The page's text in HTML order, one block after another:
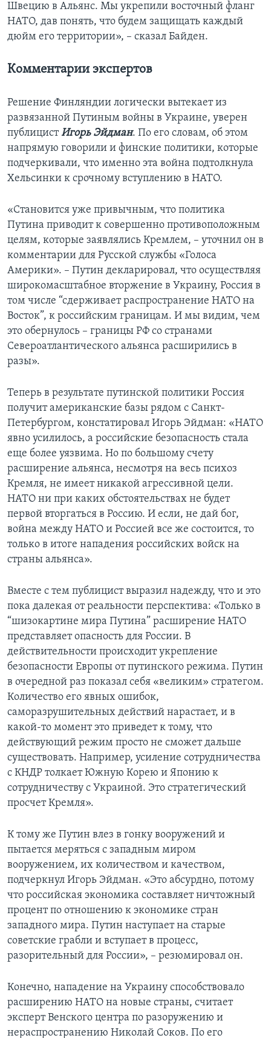
Швецию в Альянс. Мы укрепили восточный фланг
НАТО, дав понять, что будем защищать каждый
дюйм его территории», – сказал Байден.
Комментарии экспертов
Решение Финляндии логически вытекает из
развязанной Путиным войны в Украине, уверен
публицистИгорь Эйдман. По его словам, об этом
напрямую говорили и финские политики, которые
подчеркивали, что именно эта война подтолкнула
Хельсинки к срочному вступлению в НАТО.
«Становится уже привычным, что политика
Путина приводит к совершенно противоположным
целям, которые заявлялись Кремлем, – уточнил он в
комментарии для Русской службы «Голоса
Америки». – Путин декларировал, что осуществляя
широкомасштабное вторжение в Украину, Россия в
том числе “сдерживает распространение НАТО на
Восток”, к российским границам. И мы видим, чем
это обернулось – границы РФ со странами
Североатлантического альянса расширились в
разы».
Теперь в результате путинской политики Россия
получит американские базы рядом с Санкт-
Петербургом, констатировал Игорь Эйдман: «НАТО
явно усилилось, а российские безопасность стала
еще более уязвима. Но по большому счету
расширение альянса, несмотря на весь психоз
Кремля, не имеет никакой агрессивной цели.
НАТО ни при каких обстоятельствах не будет
первой вторгаться в Россию. И если, не дай бог,
война между НАТО и Россией все же состоится, то
только в итоге нападения российских войск на
страны альянса».
Вместе с тем публицист выразил надежду, что и это
пока далекая от реальности перспектива: «Только в
“шизокартине мира Путина” расширение НАТО
представляет опасность для России. В
действительности происходит укрепление
безопасности Европы от путинского режима. Путин
в очередной раз показал себя «великим» стратегом.
Количество его явных ошибок,
саморазрушительных действий нарастает, и в
какой-то момент это приведет к тому, что
действующий режим просто не сможет дальше
существовать. Например, усиление сотрудничества
с КНДР толкает Южную Корею и Японию к
сотрудничеству с Украиной. Это стратегический
просчет Кремля».
К тому же Путин влез в гонку вооружений и
пытается меряться с западным миром
вооружением, их количеством и качеством,
подчеркнул Игорь Эйдман. «Это абсурдно, потому
что российская экономика составляет ничтожный
процент по отношению к экономике стран
западного мира. Путин наступает на старые
советские грабли и вступает в процесс,
разорительный для России», – резюмировал он.
Конечно, нападение на Украину способствовало
расширению НАТО на новые страны, считает
эксперт Венского центра по разоружению и
нераспространению Николай Соков. По его